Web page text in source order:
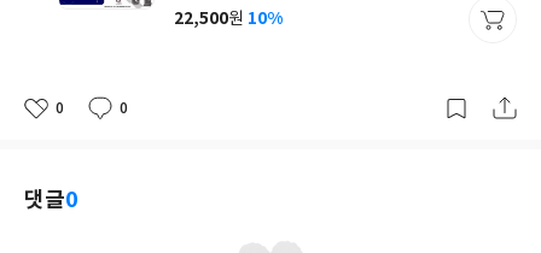
사
가
22,500원 10%
좋
0
댓
0
작
댓글0